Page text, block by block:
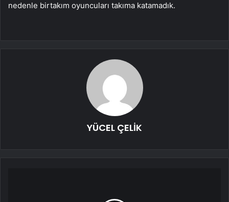
nedenle birtakım oyuncuları takıma katamadık.
YÜCEL ÇELİK